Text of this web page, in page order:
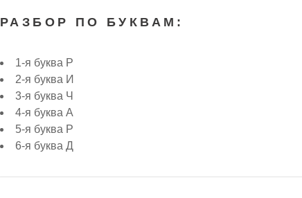
РАЗБОР ПО БУКВАМ:
1-я буква Р
2-я буква И
3-я буква Ч
4-я буква А
5-я буква Р
6-я буква Д